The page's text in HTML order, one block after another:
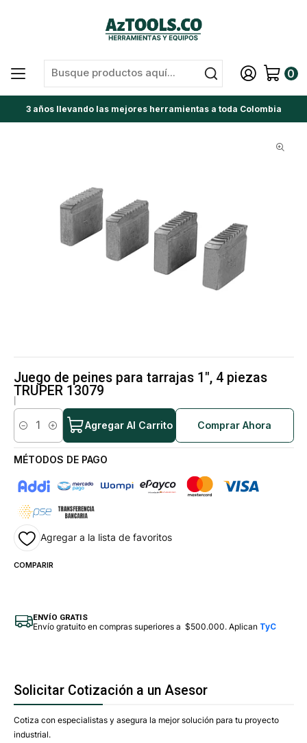
0
3 años llevando las mejores herramientas a toda Colombia
Juego de peines para tarrajas 1", 4 piezas
TRUPER 13079
Cantidad
Agregar Al Carrito Comprar Ahora
MÉTODOS DE PAGO
Agregar a la lista de favoritos
COMPARIR
ENVÍO GRATIS
Envío gratuito en compras superiores a $500.000. Aplican TyC
Solicitar Cotización a un Asesor
Cotiza con especialistas y asegura la mejor solución para tu proyecto
industrial.